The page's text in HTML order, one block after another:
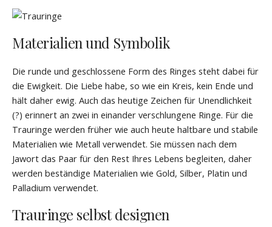
Materialien und Symbolik
Die runde und geschlossene Form des Ringes steht dabei für
die Ewigkeit. Die Liebe habe, so wie ein Kreis, kein Ende und
hält daher ewig. Auch das heutige Zeichen für Unendlichkeit
(?) erinnert an zwei in einander verschlungene Ringe. Für die
Trauringe werden früher wie auch heute haltbare und stabile
Materialien wie Metall verwendet. Sie müssen nach dem
Jawort das Paar für den Rest Ihres Lebens begleiten, daher
werden beständige Materialien wie Gold, Silber, Platin und
Palladium verwendet.
Trauringe selbst designen